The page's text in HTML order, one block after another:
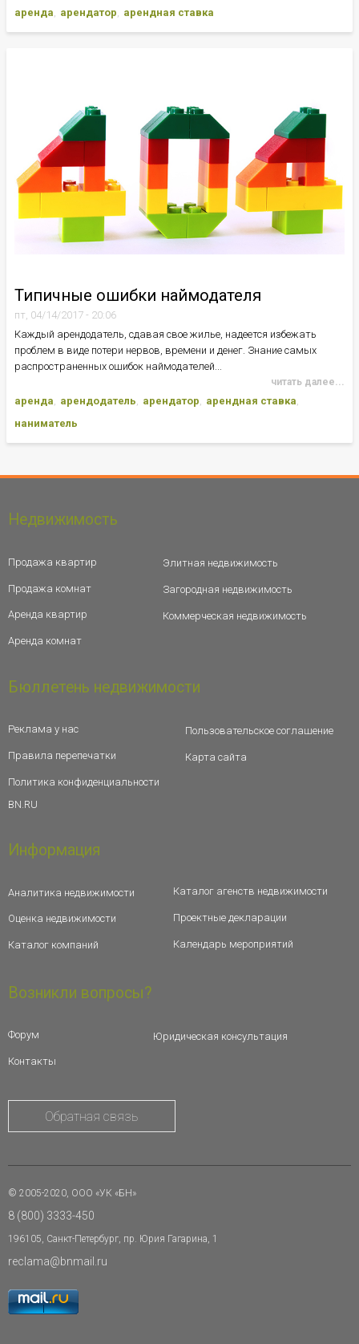
аренда арендатор арендная ставка
Типичные ошибки наймодателя
пт, 04/14/2017 - 20:06
Каждый арендодатель, сдавая свое жилье, надеется избежать
проблем в виде потери нервов, времени и денег. Знание самых
распространенных ошибок наймодателей...
читать далее...
аренда арендодатель арендатор
арендная ставка
наниматель
Недвижимость
Продажа квартир
Продажа комнат
Аренда квартир
Аренда комнат
Элитная недвижимость
Загородная недвижимость
Коммерческая недвижимость
Бюллетень недвижимости
Реклама у нас
Правила перепечатки
Политика конфиденциальности
BN.RU
Пользовательское соглашение
Карта сайта
Информация
Аналитика недвижимости
Оценка недвижимости
Каталог компаний
Каталог агенств недвижимости
Проектные декларации
Календарь мероприятий
Возникли вопросы?
Форум
Контакты
Юридическая консультация
Обратная связь
© 2005-2020, ООО «УК «БН»
8 (800) 3333-450
196105, Санкт-Петербург, пр. Юрия Гагарина, 1
reclama@bnmail.ru